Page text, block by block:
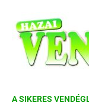
A SIKERES